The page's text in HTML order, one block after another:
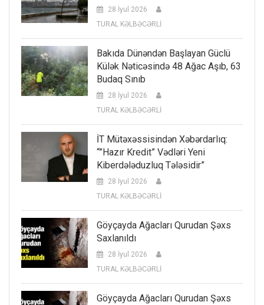
28 İyul 2026
TURAL KƏLBƏCƏRLİ
Bakıda Dünəndən Başlayan Güclü
Külək Nəticəsində 48 Ağac Aşıb, 63
Budaq Sınıb
28 İyul 2026
TURAL KƏLBƏCƏRLİ
İT Mütəxəssisindən Xəbərdarlıq:
“”Hazır Kredit” Vədləri Yeni
Kiberdələduzluq Tələsidir”
28 İyul 2026
TURAL KƏLBƏCƏRLİ
Göyçayda Ağacları Qurudan Şəxs
Saxlanıldı
28 İyul 2026
TURAL KƏLBƏCƏRLİ
Göyçayda Ağacları Qurudan Şəxs